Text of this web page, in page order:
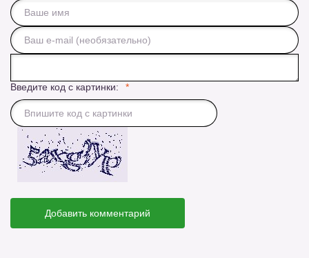
Введите код с картинки:
Добавить комментарий